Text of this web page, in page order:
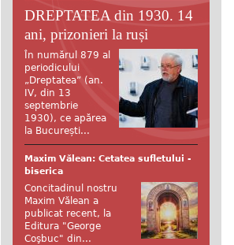
DREPTATEA din 1930. 14
ani, prizonieri la ruși
În numărul 879 al
periodicului
„Dreptatea” (an.
IV, din 13
septembrie
1930), ce apărea
la București...
Maxim Vălean: Cetatea sufletului -
biserica
Concitadinul nostru
Maxim Vălean a
publicat recent, la
Editura "George
Coşbuc" din...